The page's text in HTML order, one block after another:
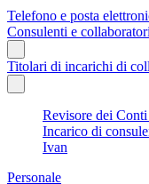
Telefono e posta
Consulenti e collaboratori
Titolari di incarichi di
Revisore dei
Incarico di
Ivan
Personale